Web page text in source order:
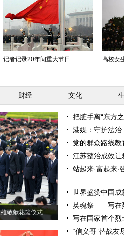
记者记录20年间重大节日... 高校女
财经 文化
敬献花篮仪式
把脏手离“东方
港媒：守护法
党的群众路线
江苏整治成效让
站起来·富起来·
世界盛赞中国
英魂祭——写在
写在国家首个
“信义哥”替战友